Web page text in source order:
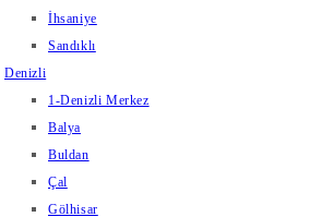
İhsaniye
Sandıklı
Denizli
1-Denizli Merkez
Balya
Buldan
Çal
Gölhisar